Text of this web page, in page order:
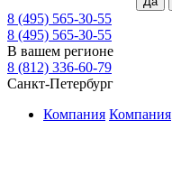
8 (495) 565-30-55
8 (495) 565-30-55
В вашем регионе
8 (812) 336-60-79
Санкт-Петербург
Компания Компания